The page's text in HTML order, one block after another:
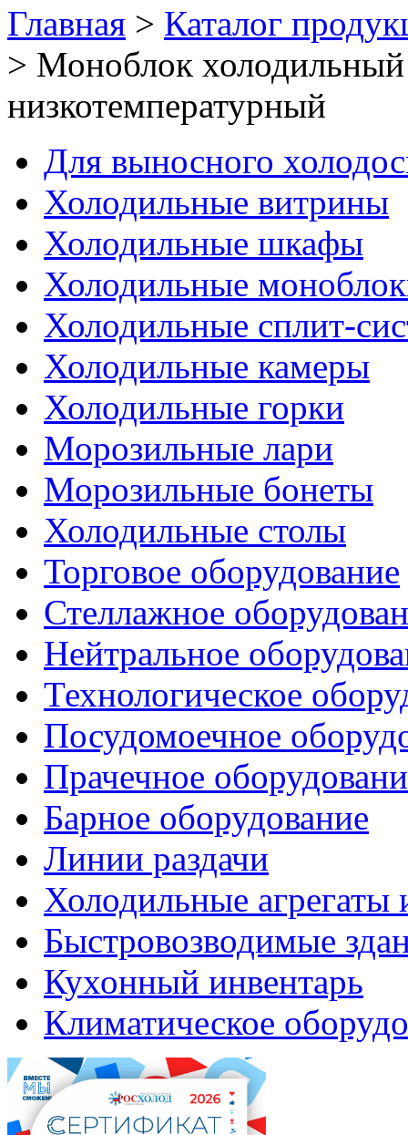
Главная > Каталог
> Моноблок
низкотемпературный
Для выносного
Холодильные витрины
Холодильные шкафы
Холодильные
Холодильные сплит-
Холодильные камеры
Холодильные горки
Морозильные лари
Морозильные бонеты
Холодильные столы
Торговое оборудование
Стеллажное
Нейтральное
Технологическое
Посудомоечное
Прачечное
Барное оборудование
Линии раздачи
Холодильные агрегаты
Быстровозводимые
Кухонный инвентарь
Климатическое